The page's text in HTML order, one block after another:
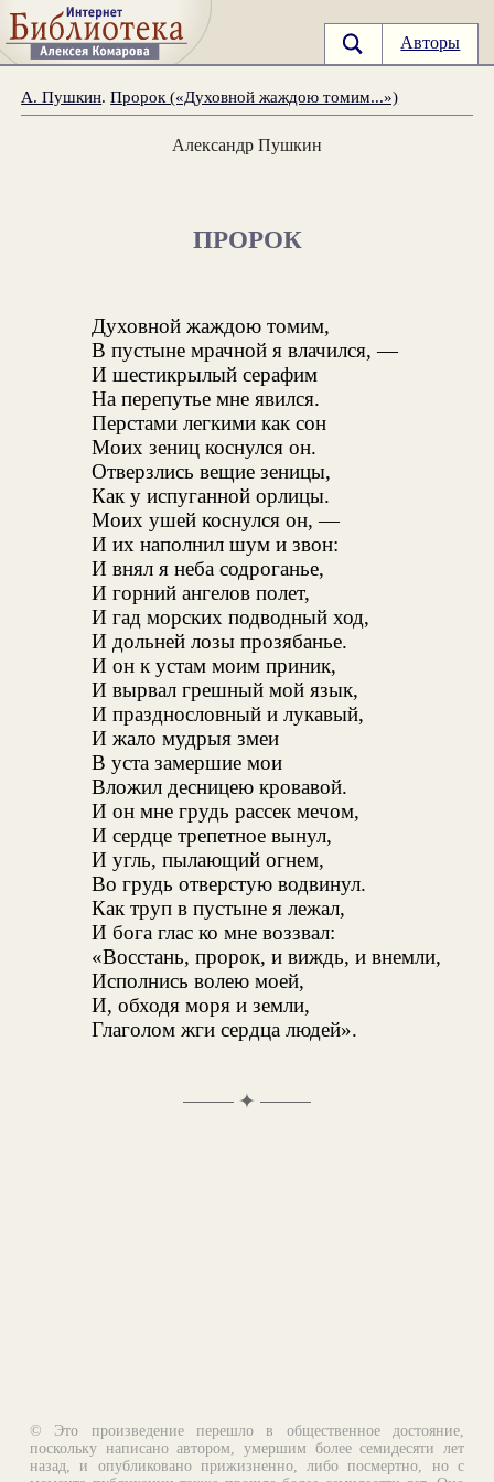
Авторы
А. Пушкин.Пророк («Духовной жаждою томим...»)
Александр Пушкин
ПРОРОК
Духовной жаждою томим,
В пустыне мрачной я влачился, —
И шестикрылый серафим
На перепутье мне явился.
Перстами легкими как сон
Моих зениц коснулся он.
Отверзлись вещие зеницы,
Как у испуганной орлицы.
Моих ушей коснулся он, —
И их наполнил шум и звон:
И внял я неба содроганье,
И горний ангелов полет,
И гад морских подводный ход,
И дольней лозы прозябанье.
И он к устам моим приник,
И вырвал грешный мой язык,
И празднословный и лукавый,
И жало мудрыя змеи
В уста замершие мои
Вложил десницею кровавой.
И он мне грудь рассек мечом,
И сердце трепетное вынул,
И угль, пылающий огнем,
Во грудь отверстую водвинул.
Как труп в пустыне я лежал,
И бога глас ко мне воззвал:
«Восстань, пророк, и виждь, и внемли,
Исполнись волею моей,
И, обходя моря и земли,
Глаголом жги сердца людей».
✦
© Это произведение перешло в общественное достояние,
поскольку написано автором, умершим более семидесяти лет
назад, и опубликовано прижизненно, либо посмертно, но с